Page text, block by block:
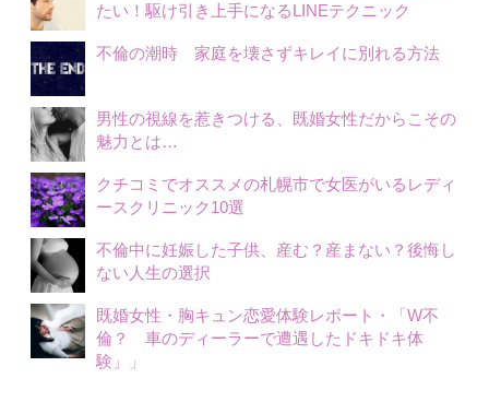
たい！駆け引き上手になるLINEテクニック
不倫の潮時 家庭を壊さずキレイに別れる方法
男性の視線を惹きつける、既婚女性だからこその
魅力とは…
クチコミでオススメの札幌市で女医がいるレディ
ースクリニック10選
不倫中に妊娠した子供、産む？産まない？後悔し
ない人生の選択
既婚女性・胸キュン恋愛体験レポート・「W不
倫？ 車のディーラーで遭遇したドキドキ体
験」」